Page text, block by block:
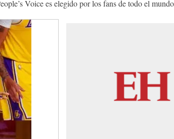
Voice es elegido por los fans de todo el mundo